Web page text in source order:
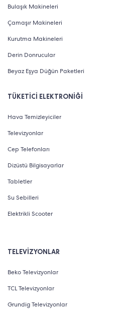
Bulaşık Makineleri
Çamaşır Makineleri
Kurutma Makineleri
Derin Donrucular
Beyaz Eşya Düğün Paketleri
TÜKETİCİ ELEKTRONİĞİ
Hava Temizleyiciler
Televizyonlar
Cep Telefonları
Dizüstü Bilgisayarlar
Tabletler
Su Sebilleri
Elektrikli Scooter
TELEVİZYONLAR
Beko Televizyonlar
TCL Televizyonlar
Grundig Televizyonlar